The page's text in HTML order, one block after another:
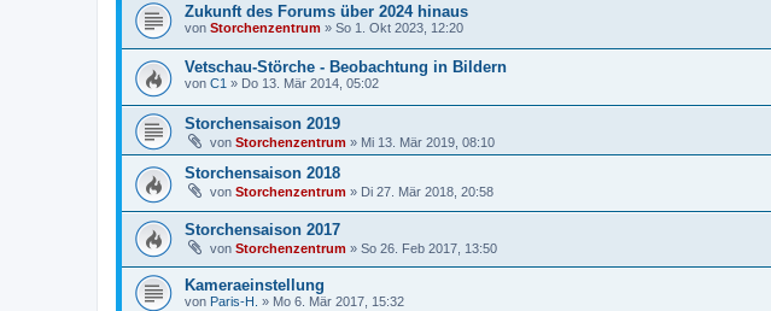
Zukunft des Forums über 2024 hinaus
von Storchenzentrum » So 1. Okt 2023, 12:20
Vetschau-Störche - Beobachtung in Bildern
von C1 » Do 13. Mär 2014, 05:02
Storchensaison 2019
von Storchenzentrum » Mi 13. Mär 2019, 08:10
Storchensaison 2018
von Storchenzentrum » Di 27. Mär 2018, 20:58
Storchensaison 2017
von Storchenzentrum » So 26. Feb 2017, 13:50
Kameraeinstellung
von Paris-H. » Mo 6. Mär 2017, 15:32